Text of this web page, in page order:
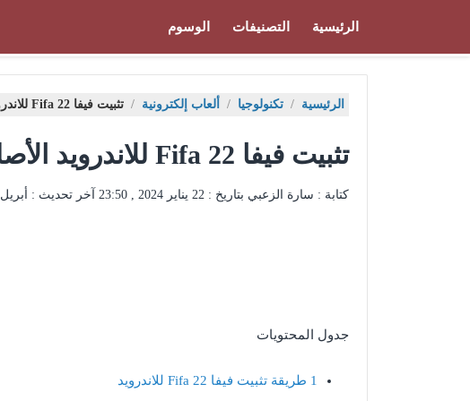
الرئيسية التصنيفات الوسوم
الرئيسية / تكنولوجيا / ألعاب إلكترونية / تثبيت فيفا Fifa 22 للاندرويد الأصلية أخر إصدار
تثبيت فيفا Fifa 22 للاندرويد الأصلية أخر إصدار
كتابة : سارة الزعبي بتاريخ : 22 يناير 2024 , 23:50 آخر تحديث : أبريل 2022 , 04:46
جدول المحتويات
1 طريقة تثبيت فيفا Fifa 22 للاندرويد